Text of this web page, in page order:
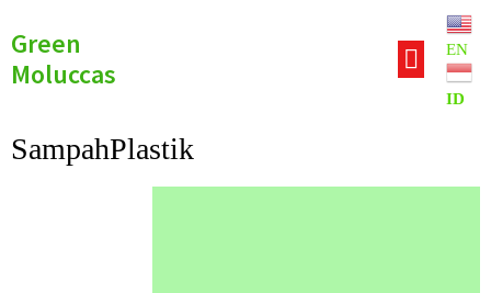
Green
Moluccas
EN
ID
SampahPlastik